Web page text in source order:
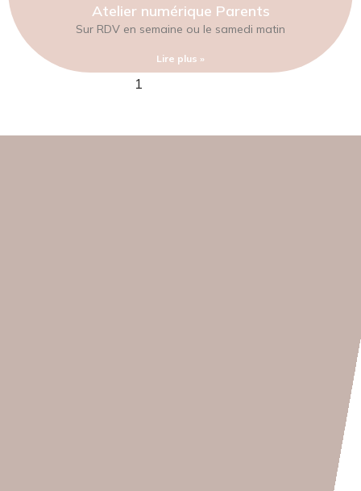
Atelier numérique Parents
Sur RDV en semaine ou le samedi matin
Lire plus »
1